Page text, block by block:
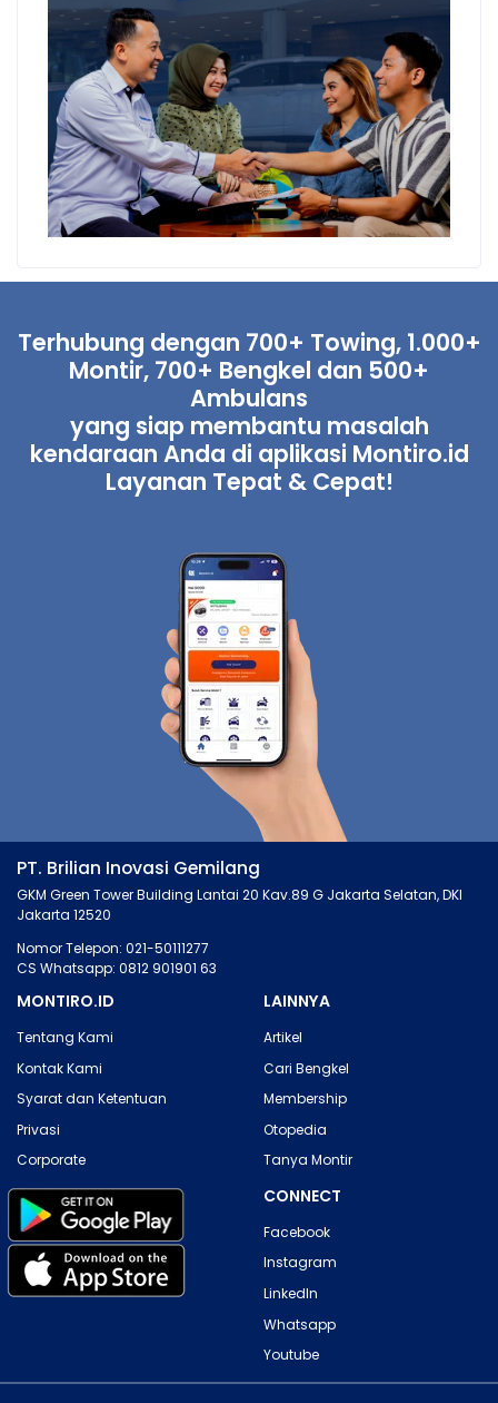
Terhubung dengan 700+ Towing, 1.000+
Montir, 700+ Bengkel dan 500+
Ambulans
yang siap membantu masalah
kendaraan Anda di aplikasi Montiro.id
Layanan Tepat & Cepat!
PT. Brilian Inovasi Gemilang
GKM Green Tower Building Lantai 20 Kav.89 G Jakarta Selatan, DKI
Jakarta 12520
Nomor Telepon: 021-50111277
CS Whatsapp: 0812 901901 63
MONTIRO.ID
Tentang Kami
Kontak Kami
Syarat dan Ketentuan
Privasi
Corporate
LAINNYA
Artikel
Cari Bengkel
Membership
Otopedia
Tanya Montir
CONNECT
Facebook
Instagram
LinkedIn
Whatsapp
Youtube